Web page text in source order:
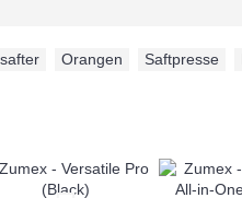
Orangen Saftpresse